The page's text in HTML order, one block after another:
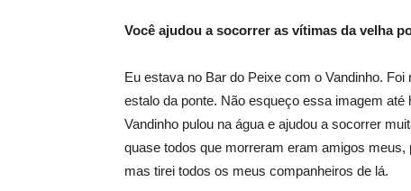
Você ajudou a socorrer as vítimas da velha
Eu estava no Bar do Peixe com o Vandinho.
estalo da ponte. Não esqueço essa imagem até
Vandinho pulou na água e ajudou a socorrer
quase todos que morreram eram amigos
mas tirei todos os meus companheiros de lá.